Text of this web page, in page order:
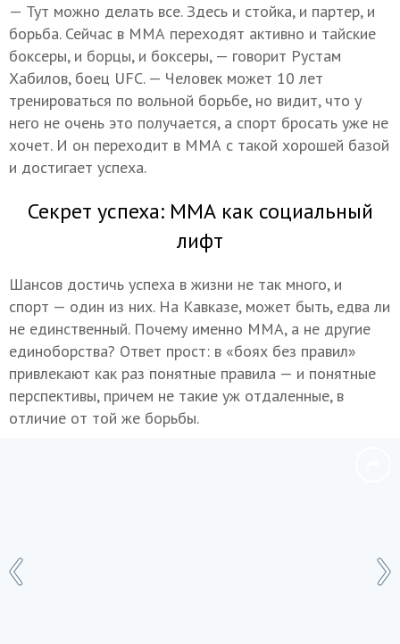
— Тут можно делать все. Здесь и стойка, и партер, и
борьба. Сейчас в ММА переходят активно и тайские
боксеры, и борцы, и боксеры, — говорит Рустам
Хабилов, боец UFC. — Человек может 10 лет
тренироваться по вольной борьбе, но видит, что у
него не очень это получается, а спорт бросать уже не
хочет. И он переходит в ММА с такой хорошей базой
и достигает успеха.
Секрет успеха: ММА как социальный
лифт
Шансов достичь успеха в жизни не так много, и
спорт — один из них. На Кавказе, может быть, едва ли
не единственный. Почему именно ММА, а не другие
единоборства? Ответ прост: в «боях без правил»
привлекают как раз понятные правила — и понятные
перспективы, причем не такие уж отдаленные, в
отличие от той же борьбы.